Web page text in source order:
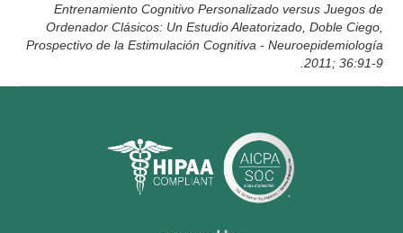
Entrenamiento Cognitivo Personalizado versus Juegos de
Ordenador Clásicos: Un Estudio Aleatorizado, Doble Ciego,
Prospectivo de la Estimulación Cognitiva - Neuroepidemiología
2011; 36:91-9.